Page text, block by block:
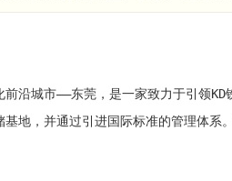
沿城市——东莞，是一家致力于引领